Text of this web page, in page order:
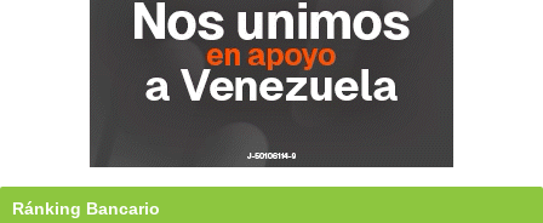
Ránking Bancario